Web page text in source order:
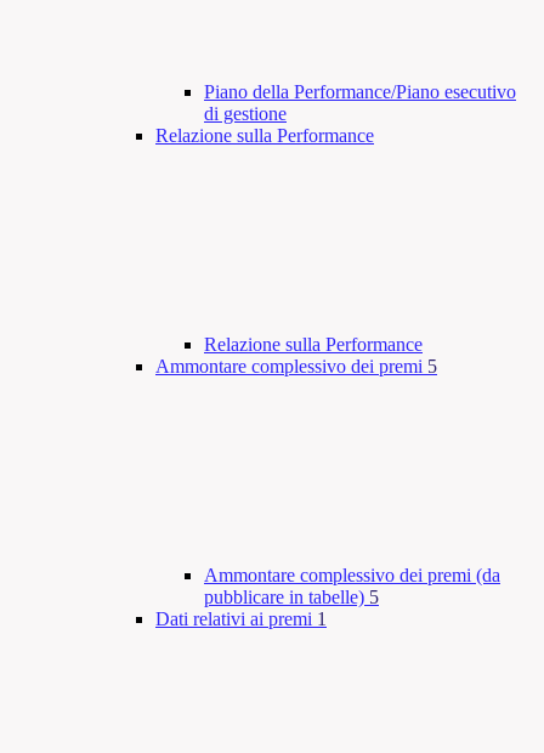
Piano della Performance/Piano esecutivo
di gestione
Relazione sulla Performance
Relazione sulla Performance
Ammontare complessivo dei premi 5
Ammontare complessivo dei premi (da
pubblicare in tabelle) 5
Dati relativi ai premi 1